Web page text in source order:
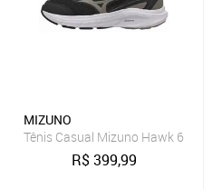
MIZUNO
Tênis Casual Mizuno Hawk 6
R$399,99